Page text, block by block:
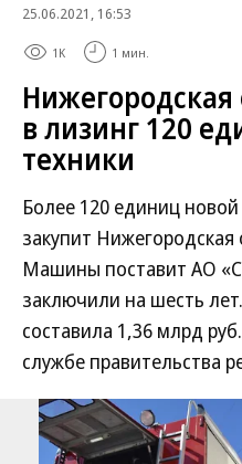
25.06.2021, 16:53
1K 1 мин.
Нижегородская
в лизинг 120
техники
Более 120 единиц
закупит Нижегородская
Машины поставит АО
заключили на шесть
составила 1,36 млрд
службе правительства